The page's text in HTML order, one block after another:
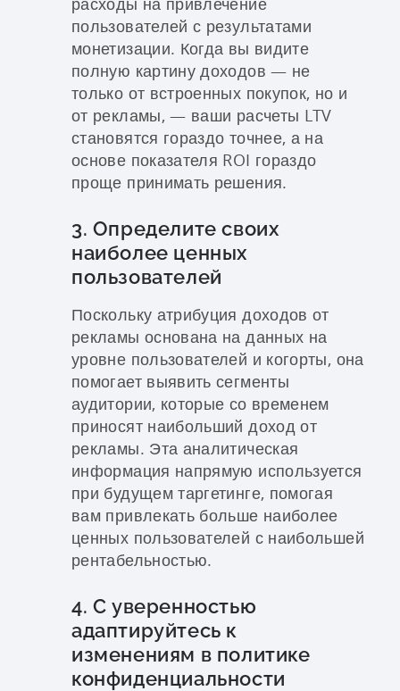
пользователей с результатами
монетизации. Когда вы видите
полную картину доходов — не
только от встроенных покупок, но и
от рекламы, — ваши расчеты LTV
становятся гораздо точнее, а на
основе показателя ROI гораздо
проще принимать решения.
3. Определите своих
наиболее ценных
пользователей
Поскольку атрибуция доходов от
рекламы основана на данных на
уровне пользователей и когорты, она
помогает выявить сегменты
аудитории, которые со временем
приносят наибольший доход от
рекламы. Эта аналитическая
информация напрямую используется
при будущем таргетинге, помогая
вам привлекать больше наиболее
ценных пользователей с наибольшей
рентабельностью.
4. С уверенностью
адаптируйтесь к
изменениям в политике
конфиденциальности